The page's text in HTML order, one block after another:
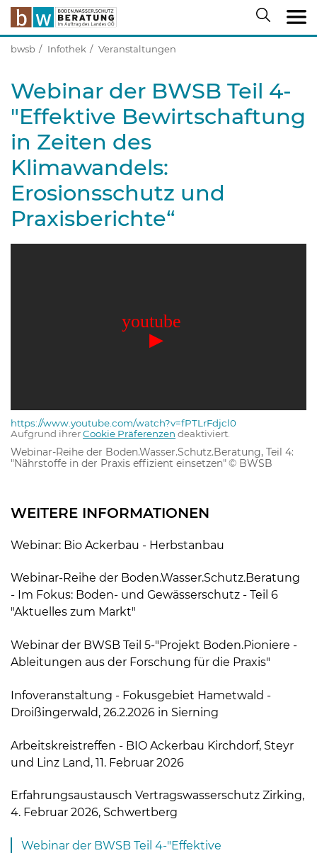
bwsb Infothek Veranstaltungen
Webinar der BWSB Teil 4-
"Effektive Bewirtschaftung
in Zeiten des
Klimawandels:
Erosionsschutz und
Praxisberichte“
https://www.youtube.com/watch?v=fPTLrFdjcl0
Aufgrund ihrerCookie Präferenzen deaktiviert.
Webinar-Reihe der Boden.Wasser.Schutz.Beratung, Teil 4:
"Nährstoffe in der Praxis effizient einsetzen"© BWSB
WEITERE INFORMATIONEN
Webinar: Bio Ackerbau - Herbstanbau
Webinar-Reihe der Boden.Wasser.Schutz.Beratung
- Im Fokus: Boden- und Gewässerschutz - Teil 6
"Aktuelles zum Markt"
Webinar der BWSB Teil 5-"Projekt Boden.Pioniere -
Ableitungen aus der Forschung für die Praxis"
Infoveranstaltung - Fokusgebiet Hametwald -
Droißingerwald, 26.2.2026 in Sierning
Arbeitskreistreffen - BIO Ackerbau Kirchdorf, Steyr
und Linz Land, 11. Februar 2026
Erfahrungsaustausch Vertragswasserschutz Zirking,
4. Februar 2026, Schwertberg
Webinar der BWSB Teil 4-"Effektive